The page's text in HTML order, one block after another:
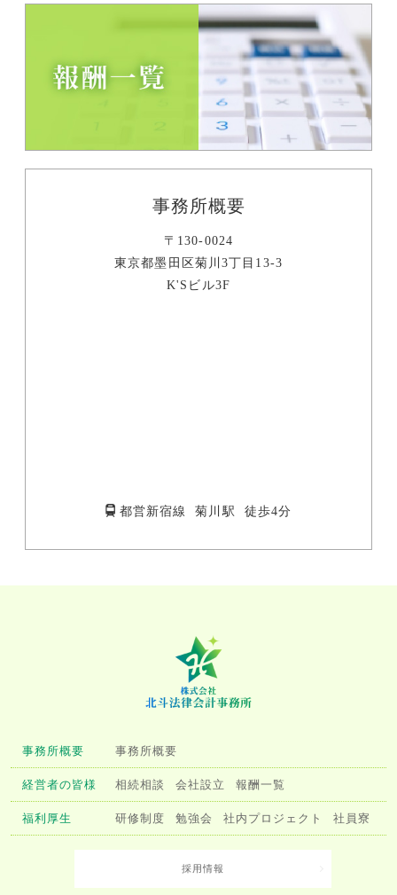
事務所概要
〒130-0024
東京都墨田区菊川3丁目13-3
K'Sビル3F
都営新宿線 菊川駅 徒歩4分
事務所概要 事務所概要
経営者の皆様 相続相談 会社設立 報酬一覧
福利厚生 研修制度 勉強会 社内プロジェクト 社員寮
採用情報